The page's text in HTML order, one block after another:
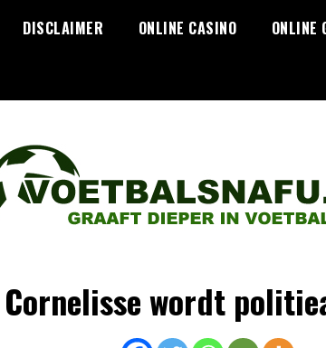
DISCLAIMER ONLINE CASINO ONLINE
wordt